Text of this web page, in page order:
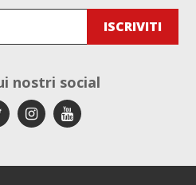
nostri social